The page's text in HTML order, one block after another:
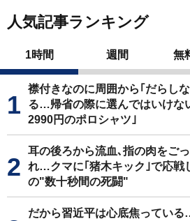
人気記事ランキング
1時間 週間 無
襟付きなのに周囲から｢だらし
る…帰省の際に選んではいけな
2990円のポロシャツ｣
耳の後ろから流血､指の肉をご
れ…クマに｢猪木キック｣で応戦
の"数十秒間の死闘"
だから習近平は心底焦ってい